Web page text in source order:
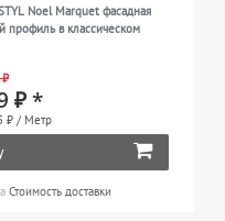
Noel Marquet фасадная
в классическом
₽ *
₽ / Метр
Стоимость доставки